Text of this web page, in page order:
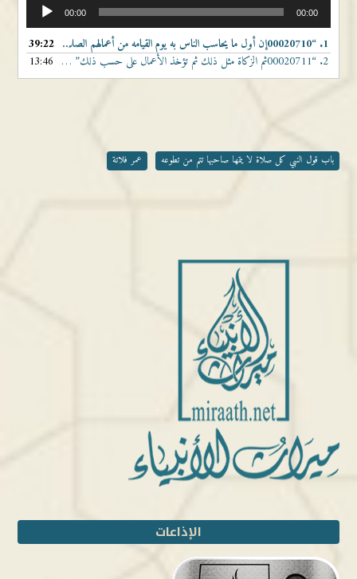
الصوت
00:00 00:00
1. “00020710إن أول ما يحاسب الناس به يوم القيامه من أعمالهم الصلاة” — الشيخ عمر
39:22
2. “00020711ثم الزكاة مثل ذلك ثم تؤخذ الأعمال على حسب ذلك” — الشيخ عمر فلاتة
13:46
باب قول النبي كل صلاة لا يتمها صاحبها تتم من تطوعه عمر فلاتة
الإذاعات